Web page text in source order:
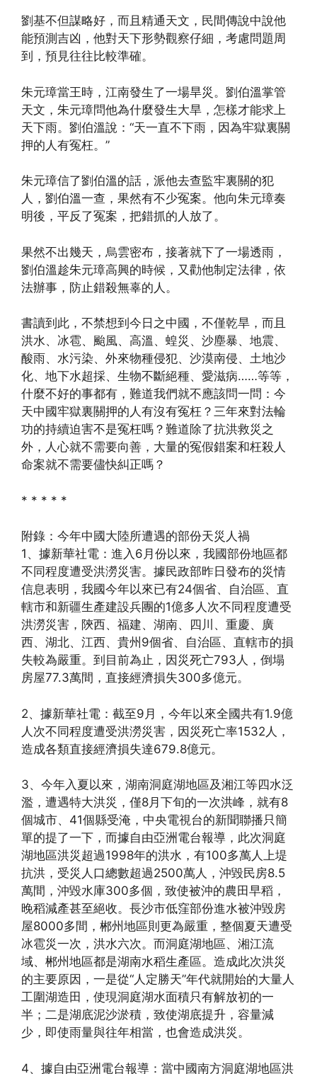
劉基不但謀略好，而且精通天文，民間傳說中說他
能預測吉凶，他對天下形勢觀察仔細，考慮問題周
到，預見往往比較準確。
朱元璋當王時，江南發生了一場旱災。劉伯溫掌管
天文，朱元璋問他為什麼發生大旱，怎樣才能求上
天下雨。劉伯溫說：“天一直不下雨，因為牢獄裏關
押的人有冤枉。”
朱元璋信了劉伯溫的話，派他去查監牢裏關的犯
人，劉伯溫一查，果然有不少冤案。他向朱元璋奏
明後，平反了冤案，把錯抓的人放了。
果然不出幾天，烏雲密布，接著就下了一場透雨，
劉伯溫趁朱元璋高興的時候，又勸他制定法律，依
法辦事，防止錯殺無辜的人。
書讀到此，不禁想到今日之中國，不僅乾旱，而且
洪水、冰雹、颱風、高溫、蝗災、沙塵暴、地震、
酸雨、水污染、外來物種侵犯、沙漠南侵、土地沙
化、地下水超採、生物不斷絕種、愛滋病……等等，
什麼不好的事都有，難道我們就不應該問一問：今
天中國牢獄裏關押的人有沒有冤枉？三年來對法輪
功的持續迫害不是冤枉嗎？難道除了抗洪救災之
外，人心就不需要向善，大量的冤假錯案和枉殺人
命案就不需要儘快糾正嗎？
* * * * *
附錄：今年中國大陸所遭遇的部份天災人禍
1、據新華社電：進入6月份以來，我國部份地區都
不同程度遭受洪澇災害。據民政部昨日發布的災情
信息表明，我國今年以來已有24個省、自治區、直
轄市和新疆生產建設兵團的1億多人次不同程度遭受
洪澇災害，陝西、福建、湖南、四川、重慶、廣
西、湖北、江西、貴州9個省、自治區、直轄市的損
失較為嚴重。到目前為止，因災死亡793人，倒塌
房屋77.3萬間，直接經濟損失300多億元。
2、據新華社電：截至9月，今年以來全國共有1.9億
人次不同程度遭受洪澇災害，因災死亡率1532人，
造成各類直接經濟損失達679.8億元。
3、今年入夏以來，湖南洞庭湖地區及湘江等四水泛
濫，遭遇特大洪災，僅8月下旬的一次洪峰，就有8
個城市、41個縣受淹，中央電視台的新聞聯播只簡
單的提了一下，而據自由亞洲電台報導，此次洞庭
湖地區洪災超過1998年的洪水，有100多萬人上堤
抗洪，受災人口總數超過2500萬人，沖毀民房8.5
萬間，沖毀水庫300多個，致使被沖的農田早稻，
晚稻減產甚至絕收。長沙市低窪部份進水被沖毀房
屋8000多間，郴州地區則更為嚴重，整個夏天遭受
冰雹災一次，洪水六次。而洞庭湖地區、湘江流
域、郴州地區都是湖南水稻生產區。造成此次洪災
的主要原因，一是從“人定勝天”年代就開始的大量人
工圍湖造田，使現洞庭湖水面積只有解放初的一
半；二是湖底泥沙淤積，致使湖底提升，容量減
少，即使雨量與往年相當，也會造成洪災。
4、據自由亞洲電台報導：當中國南方洞庭湖地區洪